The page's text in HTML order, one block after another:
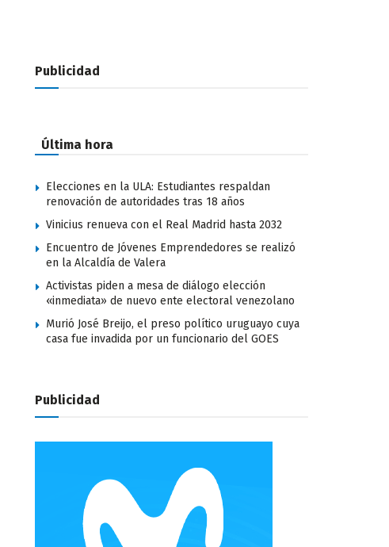
Publicidad
Última hora
Elecciones en la ULA: Estudiantes respaldan
renovación de autoridades tras 18 años
Vinicius renueva con el Real Madrid hasta 2032
Encuentro de Jóvenes Emprendedores se realizó
en la Alcaldía de Valera
Activistas piden a mesa de diálogo elección
«inmediata» de nuevo ente electoral venezolano
Murió José Breijo, el preso político uruguayo cuya
casa fue invadida por un funcionario del GOES
Publicidad